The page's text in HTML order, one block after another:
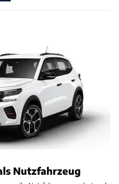
Nutzfahrzeug